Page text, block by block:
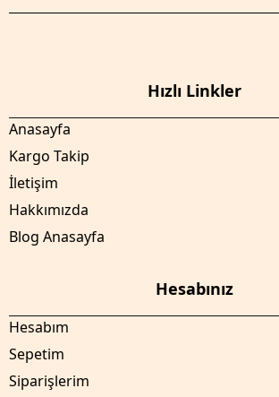
Hızlı Linkler
Anasayfa
Kargo Takip
İletişim
Hakkımızda
Blog Anasayfa
Hesabınız
Hesabım
Sepetim
Siparişlerim